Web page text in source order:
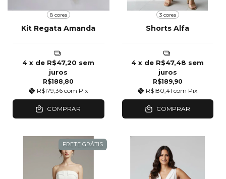
8 cores
Kit Regata Amanda
R$188,80
R$179,36com Pix
4 x de R$47,20 sem
juros
COMPRAR
3 cores
Shorts Alfa
R$189,90
R$180,41com Pix
4 x de R$47,48 sem
juros
COMPRAR
FRETE GRÁTIS